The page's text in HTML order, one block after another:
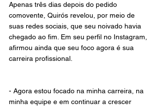
Apenas três dias depois do pedido
comovente, Quirós revelou, por meio de
suas redes sociais, que seu noivado havia
chegado ao fim. Em seu perfil no Instagram,
afirmou ainda que seu foco agora é sua
carreira profissional.
- Agora estou focado na minha carreira, na
minha equipe e em continuar a crescer